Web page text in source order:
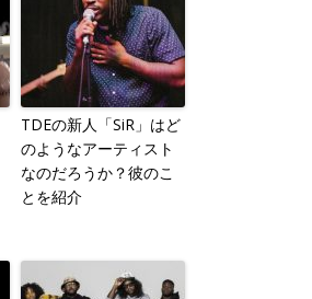
TDEの新人「SiR」はど
のようなアーティスト
なのだろうか？彼のこ
とを紹介